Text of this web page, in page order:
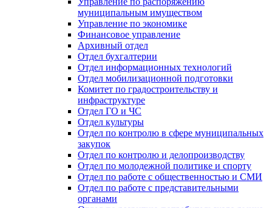
муниципальным имуществом
Управление по экономике
Финансовое управление
Архивный отдел
Отдел бухгалтерии
Отдел информационных технологий
Отдел мобилизационной подготовки
Комитет по градостроительству и
инфраструктуре
Отдел ГО и ЧС
Отдел культуры
Отдел по контролю в сфере муниципальных
закупок
Отдел по контролю и делопроизводству
Отдел по молодежной политике и спорту
Отдел по работе с общественностью и СМИ
Отдел по работе с представительными
органами